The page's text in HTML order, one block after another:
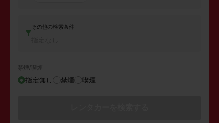
その他の検索条件
禁煙/喫煙
指定無し 禁煙 喫煙